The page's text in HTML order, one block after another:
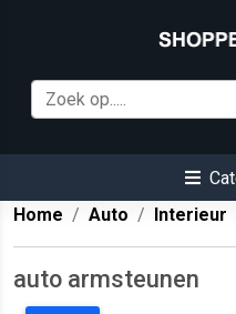
Home
Auto Interieur
auto armsteunen